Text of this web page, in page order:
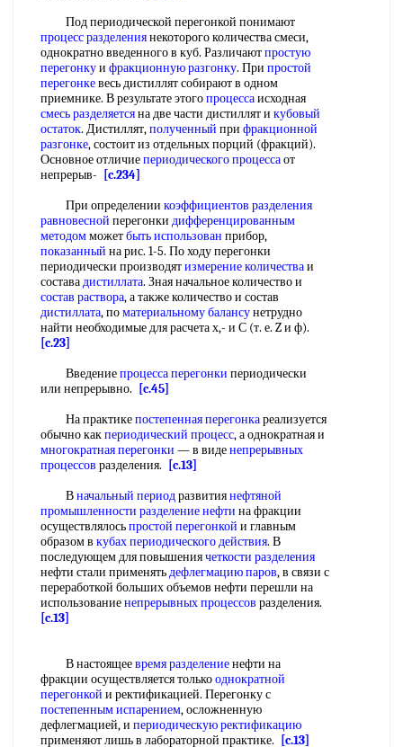
Под периодической перегонкой понимают
процесс разделениянекоторого количества смеси,
однократно введенного в куб. Различаютпростую
перегонкуи фракционную разгонку. При простой
перегонкевесь дистиллят собирают в одном
приемнике. В результате этогопроцессаисходная
смесь разделяетсяна две части дистиллят и кубовый
остаток. Дистиллят,полученный при фракционной
разгонке, состоит из отдельных порций (фракций).
Основное отличиепериодического процессаот
непрерыв-
[c.234]
При определении коэффициентов разделения
равновесной перегонки дифференцированным
методомможетбыть использован прибор,
показанный на рис. 1-5. По ходу перегонки
периодически производятизмерение количестваи
составадистиллата. Зная начальное количество и
состав раствора, а также количество и состав
дистиллата, поматериальному балансунетрудно
найти необходимые для расчета х,- и С (т. е. Z и ф).
[c.23]
Введениепроцесса перегонки периодически
или непрерывно.
[c.45]
На практикепостепенная перегонкареализуется
обычно какпериодический процесс, а однократная и
многократная перегонки — в виденепрерывных
процессов разделения.
[c.13]
Вначальный периодразвитиянефтяной
промышленности разделение нефти на фракции
осуществлялосьпростой перегонкой и главным
образом в кубах периодического действия. В
последующем для повышениячеткости разделения
нефти стали применятьдефлегмацию паров, в связи с
переработкой больших объемов нефти перешли на
использованиенепрерывных процессов разделения.
[c.13]
В настоящеевремя разделениенефти на
фракции осуществляется толькооднократной
перегонкой и ректификацией. Перегонку с
постепенным испарением, осложненную
дефлегмацией, и периодическую ректификацию
применяют лишь в лабораторной практике.
[c.13]